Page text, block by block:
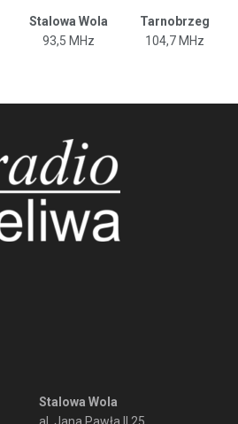
Stalowa Wola
Tarnobrzeg
93,5 MHz 104,7 MHz
Stalowa Wola